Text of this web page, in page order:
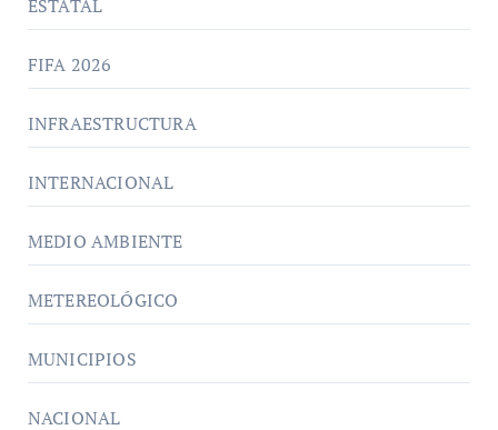
ESTATAL
FIFA 2026
INFRAESTRUCTURA
INTERNACIONAL
MEDIO AMBIENTE
METEREOLÓGICO
MUNICIPIOS
NACIONAL